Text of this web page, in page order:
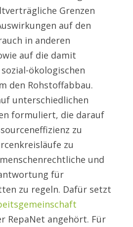
Grenzen
auf den
in anderen
auf die damit
ökologischen
den Rohstoffabbau.
unterschiedlichen
formuliert, die darauf
zu
zu
und
für
zu regeln. Dafür setzt
RepaNet angehört. Für